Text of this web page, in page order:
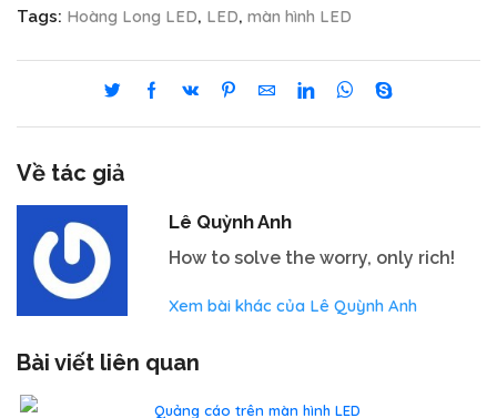
Tags: Hoàng Long LED, LED, màn hình LED
Về tác giả
Lê Quỳnh Anh
How to solve the worry, only rich!
Xem bài khác của Lê Quỳnh Anh
Bài viết liên quan